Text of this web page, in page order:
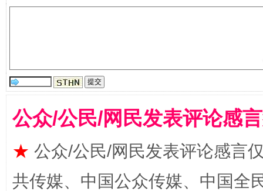
公众/公民/网民发表评论感
★ 公众/公民/网民发表评论感言
共传媒、中国公众传媒、中国全